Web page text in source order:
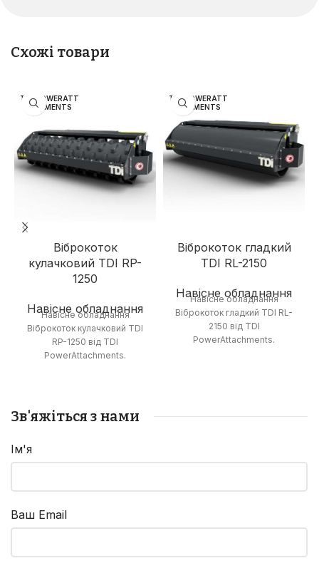
Схожі товари
TDI POWERATT
ACHMENTS
Віброкоток
кулачковий TDI RP-
1250
Навісне обладнання
Навісне обладнання
Віброкоток кулачковий TDI
RP-1250 від TDI
PowerAttachments.
TDI POWERATT
ACHMENTS
Віброкоток гладкий
TDI RL-2150
Навісне обладнання
Навісне обладнання
Віброкоток гладкий TDI RL-
2150 від TDI
PowerAttachments.
Зв'яжіться з нами
Ім'я
Ваш Email